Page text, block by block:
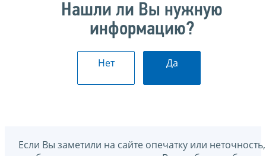
Нашли ли Вы нужную
информацию?
Нет Да
Если Вы заметили на сайте опечатку или неточность,